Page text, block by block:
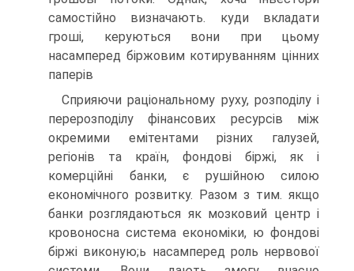
самостійно визначають. куди вкладати
гроші, керуються вони при цьому
насамперед біржовим котируванням цінних
паперів
Сприяючи раціональному руху, розподілу і
перерозподілу фінансових ресурсів між
окремими емітентами різних галузей,
регіонів та країн, фондові біржі, як і
комерційні банки, є рушійною силою
економічного розвитку. Разом з тим. якщо
банки розглядаються як мозковий центр і
кровоносна система економіки, ю фондові
біржі виконую;ь насамперед роль нервової